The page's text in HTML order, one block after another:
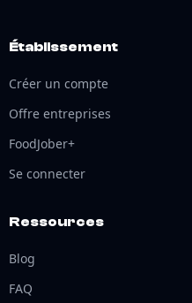
Établissement
Créer un compte
Offre entreprises
FoodJober+
Se connecter
Ressources
Blog
FAQ